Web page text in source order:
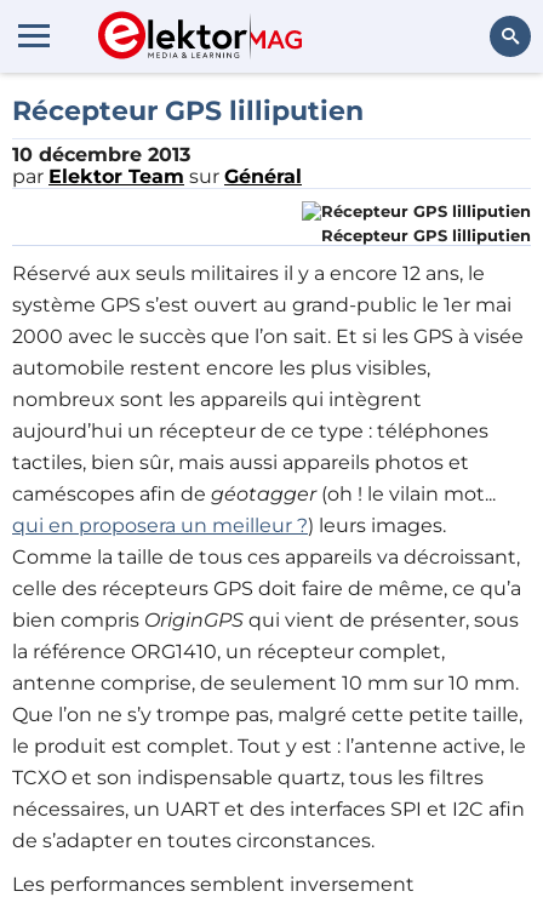
Récepteur GPS lilliputien
10 décembre 2013
par Elektor Team sur Général
Récepteur GPS lilliputien
Réservé aux seuls militaires il y a encore 12 ans, le
système GPS s’est ouvert au grand-public le 1er mai
2000 avec le succès que l’on sait. Et si les GPS à visée
automobile restent encore les plus visibles,
nombreux sont les appareils qui intègrent
aujourd’hui un récepteur de ce type : téléphones
tactiles, bien sûr, mais aussi appareils photos et
caméscopes afin de géotagger (oh ! le vilain mot...
qui en proposera un meilleur ?) leurs images.
Comme la taille de tous ces appareils va décroissant,
celle des récepteurs GPS doit faire de même, ce qu’a
bien compris OriginGPS qui vient de présenter, sous
la référence ORG1410, un récepteur complet,
antenne comprise, de seulement 10 mm sur 10 mm.
Que l’on ne s’y trompe pas, malgré cette petite taille,
le produit est complet. Tout y est : l’antenne active, le
TCXO et son indispensable quartz, tous les filtres
nécessaires, un UART et des interfaces SPI et I2C afin
de s’adapter en toutes circonstances.
Les performances semblent inversement